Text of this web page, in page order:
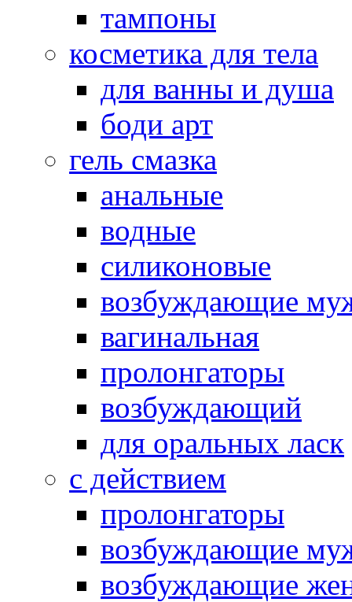
тампоны
косметика для тела
для ванны и душа
боди арт
гель смазка
анальные
водные
силиконовые
возбуждающие
вагинальная
пролонгаторы
возбуждающий
для оральных ласк
с действием
пролонгаторы
возбуждающие
возбуждающие